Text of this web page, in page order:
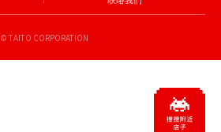
© TAITO CORPORATION